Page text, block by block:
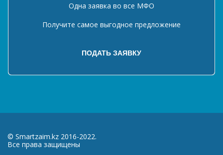
Одна заявка во все МФО
Получите самое выгодное предложение
© Smartzaim.kz 2016-2022.
Все права защищены